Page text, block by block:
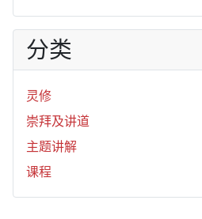
分类
灵修
崇拜及讲道
主题讲解
课程